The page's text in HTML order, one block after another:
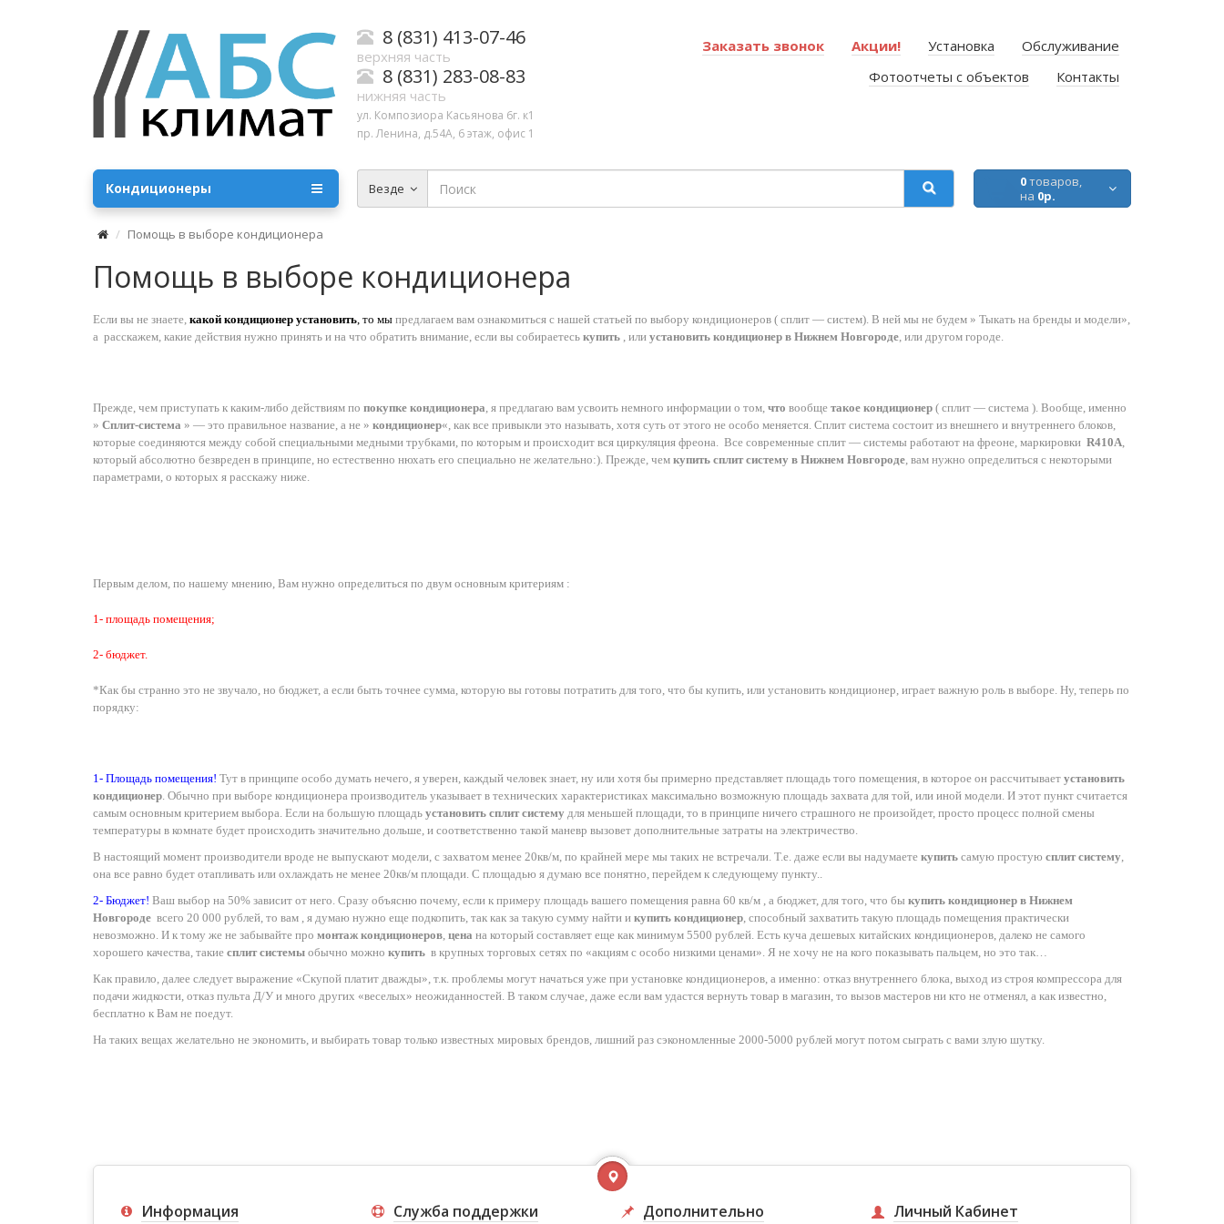
8 (831) 413-07-46
верхняя часть
8 (831) 283-08-83
нижняя часть
ул. Композиора Касьянова 6г. к1
пр. Ленина, д.54А, 6 этаж, офис 1
Заказать звонок Акции! Установка
Обслуживание
Фотоотчеты с объектов
Контакты
Везде 0товаров,
на 0р.
Кондиционеры
Помощь в выборе кондиционера
Помощь в выборе кондиционера
Если вы не знаете, какой кондиционер установить, то мы предлагаем вам ознакомиться с нашей статьей по выбору кондиционеров ( сплит — систем). В ней мы не будем » Тыкать на бренды и модели»,
а расскажем, какие действия нужно принять и на что обратить внимание, если вы собираетесь купить , или установить кондиционер в Нижнем Новгороде, или другом городе.
Прежде, чем приступать к каким-либо действиям по покупке кондиционера, я предлагаю вам усвоить немного информации о том, что вообще такое кондиционер ( сплит — система ). Вообще, именно
» Сплит-система » — это правильное название, а не » кондиционер«, как все привыкли это называть, хотя суть от этого не особо меняется. Сплит система состоит из внешнего и внутреннего блоков,
которые соединяются между собой специальными медными трубками, по которым и происходит вся циркуляция фреона. Все современные сплит — системы работают на фреоне, маркировки R410A,
который абсолютно безвреден в принципе, но естественно нюхать его специально не желательно:). Прежде, чем купить сплит систему в Нижнем Новгороде, вам нужно определиться с некоторыми
параметрами, о которых я расскажу ниже.
Первым делом, по нашему мнению, Вам нужно определиться по двум основным критериям :
1- площадь помещения;
2- бюджет.
*Как бы странно это не звучало, но бюджет, а если быть точнее сумма, которую вы готовы потратить для того, что бы купить, или установить кондиционер, играет важную роль в выборе. Ну, теперь по
порядку:
1- Площадь помещения! Тут в принципе особо думать нечего, я уверен, каждый человек знает, ну или хотя бы примерно представляет площадь того помещения, в которое он рассчитывает установить
кондиционер. Обычно при выборе кондиционера производитель указывает в технических характеристиках максимально возможную площадь захвата для той, или иной модели. И этот пункт считается
самым основным критерием выбора. Если на большую площадь установить сплит систему для меньшей площади, то в принципе ничего страшного не произойдет, просто процесс полной смены
температуры в комнате будет происходить значительно дольше, и соответственно такой маневр вызовет дополнительные затраты на электричество.
В настоящий момент производители вроде не выпускают модели, с захватом менее 20кв/м, по крайней мере мы таких не встречали. Т.е. даже если вы надумаете купить самую простую сплит систему,
она все равно будет отапливать или охлаждать не менее 20кв/м площади. С площадью я думаю все понятно, перейдем к следующему пункту..
2- Бюджет! Ваш выбор на 50% зависит от него. Сразу объясню почему, если к примеру площадь вашего помещения равна 60 кв/м , а бюджет, для того, что бы купить кондиционер в Нижнем
Новгороде всего 20 000 рублей, то вам , я думаю нужно еще подкопить, так как за такую сумму найти и купить кондиционер, способный захватить такую площадь помещения практически
невозможно. И к тому же не забывайте про монтаж кондиционеров, цена на который составляет еще как минимум 5500 рублей. Есть куча дешевых китайских кондиционеров, далеко не самого
хорошего качества, такие сплит системы обычно можно купить в крупных торговых сетях по «акциям с особо низкими ценами». Я не хочу не на кого показывать пальцем, но это так…
Как правило, далее следует выражение «Скупой платит дважды», т.к. проблемы могут начаться уже при установке кондиционеров, а именно: отказ внутреннего блока, выход из строя компрессора для
подачи жидкости, отказ пульта Д/У и много других «веселых» неожиданностей. В таком случае, даже если вам удастся вернуть товар в магазин, то вызов мастеров ни кто не отменял, а как известно,
бесплатно к Вам не поедут.
На таких вещах желательно не экономить, и выбирать товар только известных мировых брендов, лишний раз сэкономленные 2000-5000 рублей могут потом сыграть с вами злую шутку.
Информация Служба поддержки Дополнительно Личный Кабинет